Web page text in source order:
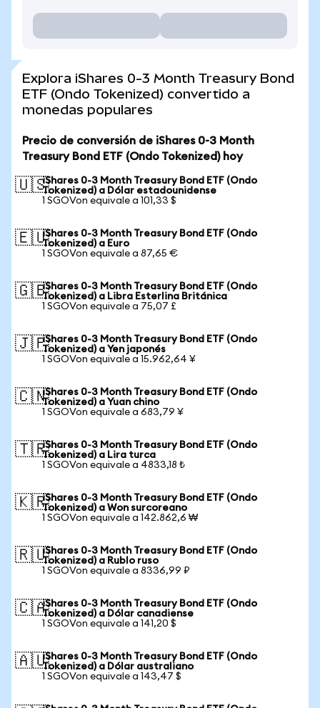
Explora iShares 0-3 Month Treasury Bond
ETF (Ondo Tokenized) convertido a
monedas populares
Precio de conversión de iShares 0-3 Month
Treasury Bond ETF (Ondo Tokenized) hoy
🇺🇸iShares 0-3 Month Treasury Bond ETF (Ondo
Tokenized) a Dólar estadounidense
1 SGOVon equivale a 101,33 $
🇪🇺iShares 0-3 Month Treasury Bond ETF (Ondo
Tokenized) a Euro
1 SGOVon equivale a 87,65 €
🇬🇧iShares 0-3 Month Treasury Bond ETF (Ondo
Tokenized) a Libra Esterlina Británica
1 SGOVon equivale a 75,07 £
🇯🇵iShares 0-3 Month Treasury Bond ETF (Ondo
Tokenized) a Yen japonés
1 SGOVon equivale a 15.962,64 ¥
🇨🇳iShares 0-3 Month Treasury Bond ETF (Ondo
Tokenized) a Yuan chino
1 SGOVon equivale a 683,79 ¥
🇹🇷iShares 0-3 Month Treasury Bond ETF (Ondo
Tokenized) a Lira turca
1 SGOVon equivale a 4833,18 ₺
🇰🇷iShares 0-3 Month Treasury Bond ETF (Ondo
Tokenized) a Won surcoreano
1 SGOVon equivale a 142.862,6 ₩
🇷🇺iShares 0-3 Month Treasury Bond ETF (Ondo
Tokenized) a Rublo ruso
1 SGOVon equivale a 8336,99 ₽
🇨🇦iShares 0-3 Month Treasury Bond ETF (Ondo
Tokenized) a Dólar canadiense
1 SGOVon equivale a 141,20 $
🇦🇺iShares 0-3 Month Treasury Bond ETF (Ondo
Tokenized) a Dólar australiano
1 SGOVon equivale a 143,47 $